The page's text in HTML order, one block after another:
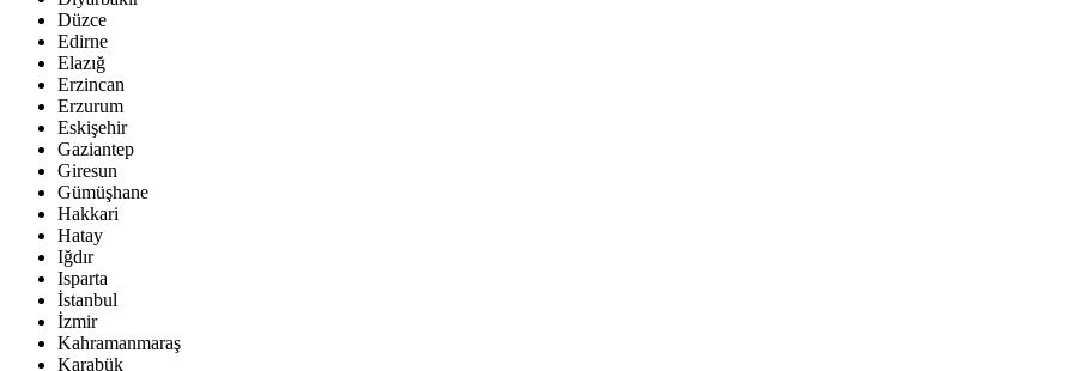
Düzce
Edirne
Elazığ
Erzincan
Erzurum
Eskişehir
Gaziantep
Giresun
Gümüşhane
Hakkari
Hatay
Iğdır
Isparta
İstanbul
İzmir
Kahramanmaraş
Karabük